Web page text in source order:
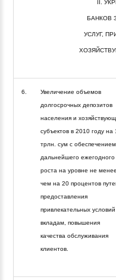
II.
БАНКОВ
УСЛУГ,
6.
Увеличение объемов
долгосрочных депозитов
населения и
субъектов в 2010 году на
трлн. сум с обеспечением
дальнейшего ежегодного
роста на уровне не менее
чем на 20 процентов
предоставления
привлекательных
вкладам, повышения
качества обслуживания
клиентов.